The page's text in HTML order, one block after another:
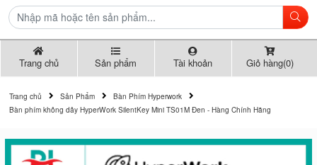
Trang chủ Sản phẩm Tài khoản Giỏ hàng(0)
Trang chủ Sản Phẩm
Bàn Phím Hyperwork
Bàn phím không dây HyperWork SilentKey Mini TS01M Đen - Hàng Chính Hãng